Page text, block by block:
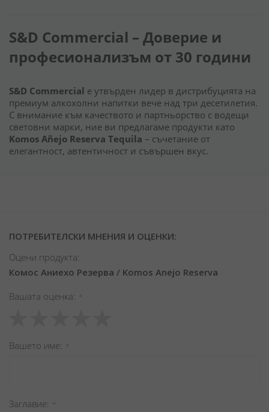
S&D Commercial – Доверие и
професионализъм от 30 години
S&D Commercial е утвърден лидер в дистрибуцията на
премиум алкохолни напитки вече над три десетилетия.
С внимание към качеството и партньорство с водещи
световни марки, ние ви предлагаме продукти като
Komos Añejo Reserva Tequila – съчетание от
елегантност, автентичност и съвършен вкус.
ПОТРЕБИТЕЛСКИ МНЕНИЯ И ОЦЕНКИ:
Оцени продукта:
Комос Аниехо Резерва / Komos Anejo Reserva
Вашата оценка
star
stars
stars
stars
stars
Вашето име
Заглавиe